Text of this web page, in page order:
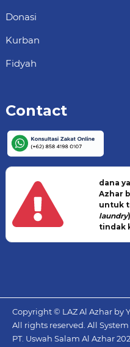
Donasi
Kurban
Fidyah
Contact
dana
Azhar
untuk
laundry
tindak
Copyright © LAZ Al Azhar by
All rights reserved. All
PT. Uswah Salam Al Azhar